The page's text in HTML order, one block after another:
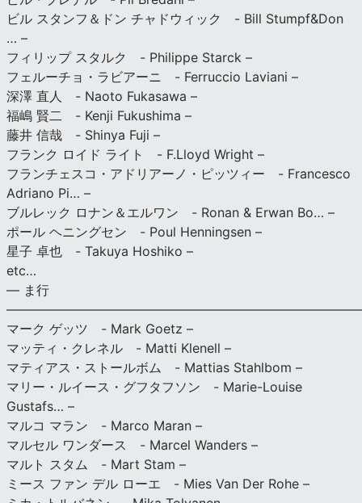
ビル スタンフ＆ドン チャドウィック - Bill Stumpf&Don
… –
フィリップ スタルク - Philippe Starck –
フェルーチョ・ラビアーニ - Ferruccio Laviani –
深澤 直人 - Naoto Fukasawa –
福嶋 賢二 - Kenji Fukushima –
藤井 信哉 - Shinya Fuji –
フランク ロイド ライト - F.Lloyd Wright –
フランチェスコ・アドリアーノ・ピッツィー - Francesco
Adriano Pi… –
ブルレック ロナン＆エルワン - Ronan & Erwan Bo… –
ポール ヘニングセン - Poul Henningsen –
星子 卓也 - Takuya Hoshiko –
etc…
— ま行
マーク ゲッツ - Mark Goetz –
マッティ・クレネル - Matti Klenell –
マティアス・ストールボム - Mattias Stahlbom –
マリー・ルイース・グフタフソン - Marie-Louise
Gustafs… –
マルコ マラン - Marco Maran –
マルセル ワンダース - Marcel Wanders –
マルト スタム - Mart Stam –
ミース ファン デル ローエ - Mies Van Der Rohe –